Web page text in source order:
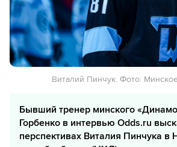
Виталий Пинчук. Фото:
Бывший тренер минского
Горбенко в интервью Odds.ru
перспективах Виталия Пинчука в